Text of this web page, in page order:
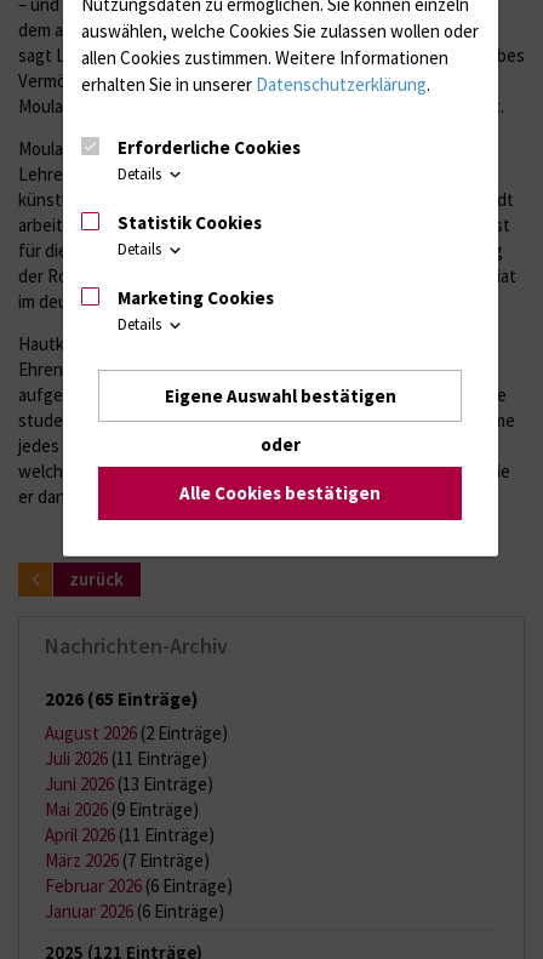
dem abgebildeten Krankheitsbild. „Ein Umstand, der erstaunt“,
sagt Lammel. „Farbfotos machen zu lassen, muss damals ein halbes
Vermögen gekostet haben.“ Einiges deutet darauf hin, dass die
Moulageurin Kaltschmidt auch Urheberin der Fotos gewesen ist.
Moulagen waren ein gängiges Werkzeug für die studentische
Lehre. "Bis 1945 war der Moulageur auch ein eigenständiger
künstlerischer Beruf", sagt Lammel. Neben Auguste Kleinschmidt
arbeitete in der Rostocker Hautklinik noch ein weiterer Spezialist
für dieses Handwerk. Das dokumentiert die einstige Bedeutung
der Rostocker Hautklinik, der drittältesten mit eigenem Ordinariat
im deutschsprachigen Raum nach Breslau und Berlin.
Hautklinik-Chef Emmert hält die Wachsnachbildungen heute in
Ehren. Sie sind in einem geschlossenen Raum hinter Glas
aufgestellt. Und der Dermatologe nutzt die Schätze noch für die
studentische Lehre - auch im Zeitalter von Dr. Google. „Ich nehme
jedes Mal ein Exemplar mit in die Facharztprüfung und frage,
welche Krankheit wir hier wohl sehen.“ Die erstaunten Blicke, die
er dann erntet, lassen ihn jedes Mal lächeln.
zurück
Nachrichten-Archiv
2026 (65 Einträge)
August 2026 (2 Einträge)
Juli 2026 (11 Einträge)
Juni 2026 (13 Einträge)
Mai 2026 (9 Einträge)
April 2026 (11 Einträge)
März 2026 (7 Einträge)
Februar 2026 (6 Einträge)
Januar 2026 (6 Einträge)
2025 (121 Einträge)
auswählen, welche Cookies Sie zulassen wollen oder
allen Cookies zustimmen. Weitere Informationen
erhalten Sie in unserer Datenschutzerklärung.
Erforderliche Cookies
Details
Statistik Cookies
Details
Marketing Cookies
Details
Eigene Auswahl bestätigen
oder
Alle Cookies bestätigen